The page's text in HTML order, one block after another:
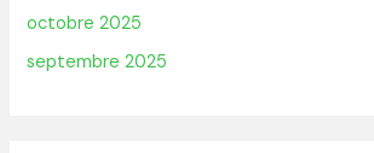
octobre 2025
septembre 2025